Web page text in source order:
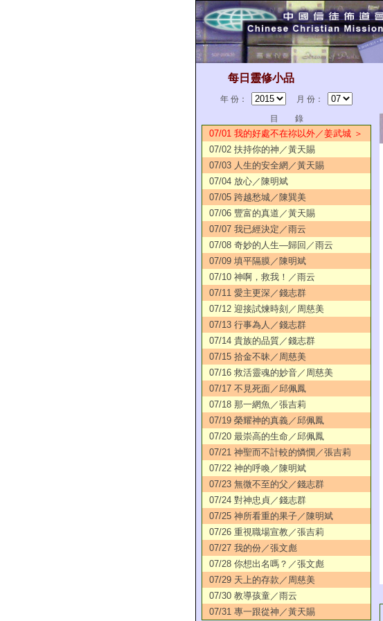
每日靈修小品
年 份：
月 份：
目 錄
07/01 我的好處不在祢以外／姜武城 ＞
07/02 扶持你的神／黃天賜
07/03 人生的安全網／黃天賜
07/04 放心／陳明斌
07/05 跨越愁城／陳巽美
07/06 豐富的真道／黃天賜
07/07 我已經決定／雨云
07/08 奇妙的人生—歸回／雨云
07/09 填平隔膜／陳明斌
07/10 神啊，救我！／雨云
07/11 愛主更深／錢志群
07/12 迎接試煉時刻／周慈美
07/13 行事為人／錢志群
07/14 貴族的品質／錢志群
07/15 拾金不昧／周慈美
07/16 救活靈魂的妙音／周慈美
07/17 不見死面／邱佩鳳
07/18 那一網魚／張吉莉
07/19 榮耀神的真義／邱佩鳳
07/20 最崇高的生命／邱佩鳳
07/21 神聖而不計較的憐憫／張吉莉
07/22 神的呼喚／陳明斌
07/23 無微不至的父／錢志群
07/24 對神忠貞／錢志群
07/25 神所看重的果子／陳明斌
07/26 重視職場宣教／張吉莉
07/27 我的份／張文彪
07/28 你想出名嗎？／張文彪
07/29 天上的存款／周慈美
07/30 教導孩童／雨云
07/31 專一跟從神／黃天賜